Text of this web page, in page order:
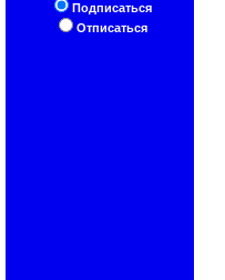
Подписаться
Отписаться